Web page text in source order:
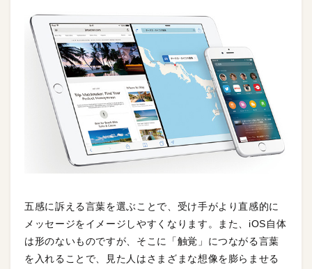
五感に訴える言葉を選ぶことで、受け手がより直感的に
メッセージをイメージしやすくなります。また、iOS自体
は形のないものですが、そこに「触覚」につながる言葉
を入れることで、見た人はさまざまな想像を膨らませる